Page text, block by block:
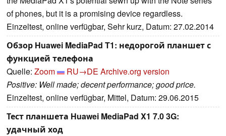
of phones, but it is a promising device regardless.
Einzeltest, online verfügbar, Sehr kurz, Datum: 27.02.2014
Обзор Huawei MediaPad T1: недорогой планшет с
функцией телефона
Quelle: Zoom RU→DE Archive.org version
Positive: Well made; decent performance; good price.
Einzeltest, online verfügbar, Mittel, Datum: 29.06.2015
Тест планшета Huawei MediaPad X1 7.0 3G:
удачный ход